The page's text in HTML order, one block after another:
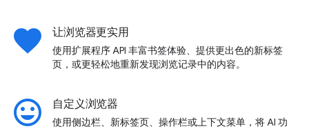
favorite 让浏览器更实用
使用扩展程序 API 丰富书签体验、提供更出色的新标签
页，或更轻松地重新发现浏览记录中的内容。
insert_emoticon 自定义浏览器
使用侧边栏、新标签页、操作栏或上下文菜单，将 AI 功